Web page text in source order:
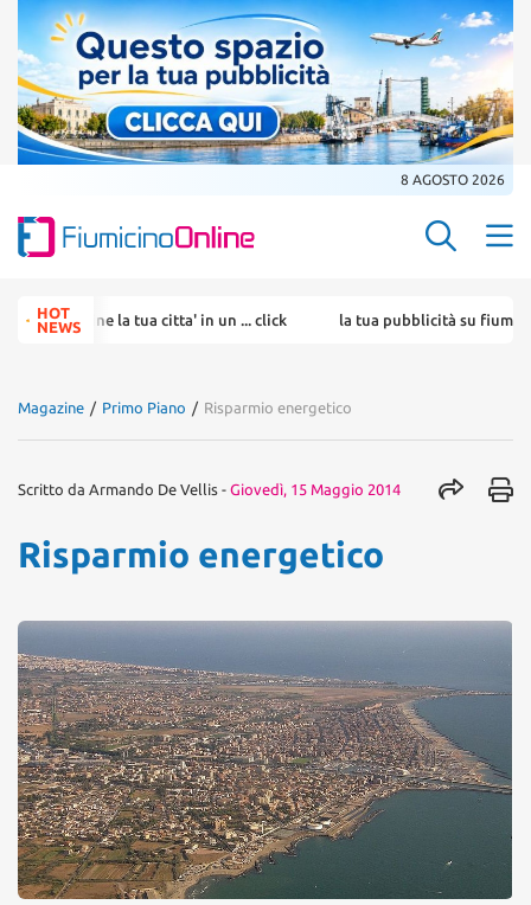
8 AGOSTO 2026
Search
for:HOT
NEWS
la tua citta' in un ... click la tua pubblicità su fiumicino online
Magazine / Primo Piano / Risparmio energetico
Scritto da Armando De Vellis - Giovedì, 15 Maggio 2014
Risparmio energetico